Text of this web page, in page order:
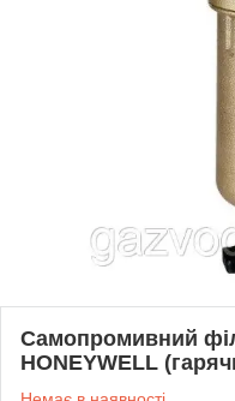
Самопромивний
HONEYWELL